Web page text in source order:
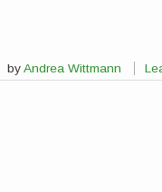
byAndrea Wittmann